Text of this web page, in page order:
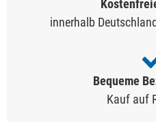
innerhalb
Bequeme
Kauf auf